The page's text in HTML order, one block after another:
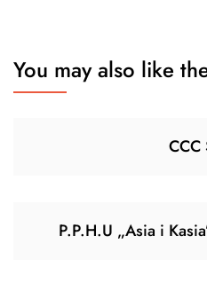
You may also like
CCC
P.P.H.U „Asia i